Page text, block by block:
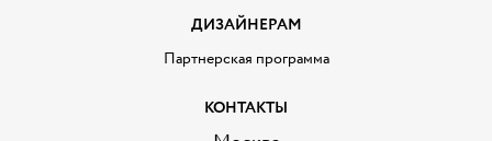
ДИЗАЙНЕРАМ
Партнерская программа
КОНТАКТЫ